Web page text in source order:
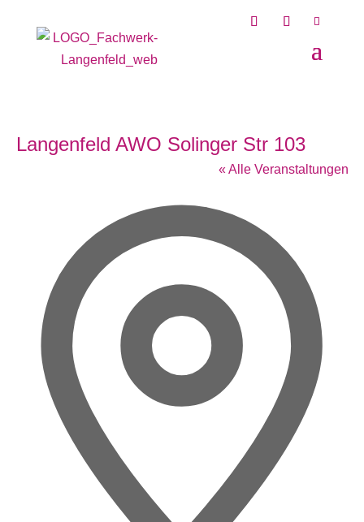
Langenfeld AWO Solinger Str 103
« Alle Veranstaltungen